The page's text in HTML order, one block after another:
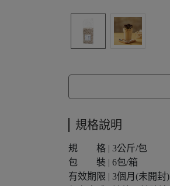
規格說明
規 格 | 3公斤/包
包 裝 | 6包/箱
有效期限 | 3個月(未開封)